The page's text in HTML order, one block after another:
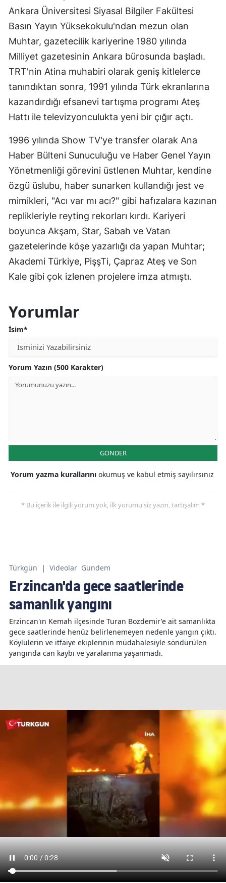
Ankara Üniversitesi Siyasal Bilgiler Fakültesi
Basın Yayın Yüksekokulu'ndan mezun olan
Muhtar, gazetecilik kariyerine 1980 yılında
Milliyet gazetesinin Ankara bürosunda başladı.
TRT'nin Atina muhabiri olarak geniş kitlelerce
tanındıktan sonra, 1991 yılında Türk ekranlarına
kazandırdığı efsanevi tartışma programı Ateş
Hattı ile televizyonculukta yeni bir çığır açtı.
1996 yılında Show TV'ye transfer olarak Ana
Haber Bülteni Sunuculuğu ve Haber Genel Yayın
Yönetmenliği görevini üstlenen Muhtar, kendine
özgü üslubu, haber sunarken kullandığı jest ve
mimikleri, "Acı var mı acı?" gibi hafızalara kazınan
replikleriyle reyting rekorları kırdı. Kariyeri
boyunca Akşam, Star, Sabah ve Vatan
gazetelerinde köşe yazarlığı da yapan Muhtar;
Akademi Türkiye, PişşTi, Çapraz Ateş ve Son
Kale gibi çok izlenen projelere imza atmıştı.
Yorumlar
İsim*
Yorum Yazın (500 Karakter)
GÖNDER
Yorum yazma kurallarını okumuş ve kabul etmiş sayılırsınız
* Bu içerik ile ilgili yorum yok, ilk yorumu siz yazın, tartışalım *
Türkgün | Videolar Gündem
Erzincan'da gece saatlerinde
samanlık yangını
Erzincan'ın Kemah ilçesinde Turan Bozdemir'e ait samanlıkta
gece saatlerinde henüz belirlenemeyen nedenle yangın çıktı.
Köylülerin ve itfaiye ekiplerinin müdahalesiyle söndürülen
yangında can kaybı ve yaralanma yaşanmadı.